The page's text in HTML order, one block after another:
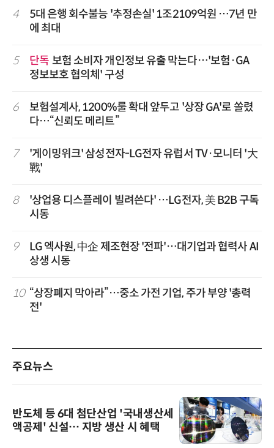
4
5대 은행 회수불능 '추정손실' 1조2109억원 …7년 만
에 최대
5 단독 보험 소비자 개인정보 유출 막는다…'보험·GA
정보보호 협의체' 구성
6
보험설계사, 1200%룰 확대 앞두고 '상장 GA'로 쏠렸
다…“신뢰도 메리트”
7
'게이밍위크' 삼성전자-LG전자 유럽서 TV·모니터 '大
戰'
8
'상업용 디스플레이 빌려쓴다' …LG전자, 美 B2B 구독
시동
9
LG 엑사원, 中企 제조현장 '전파'…대기업과 협력사 AI
상생 시동
10 “상장폐지 막아라”…중소 가전 기업, 주가 부양 '총력
전'
주요뉴스
반도체 등 6대 첨단산업 '국내생산세
액공제' 신설… 지방 생산 시 혜택